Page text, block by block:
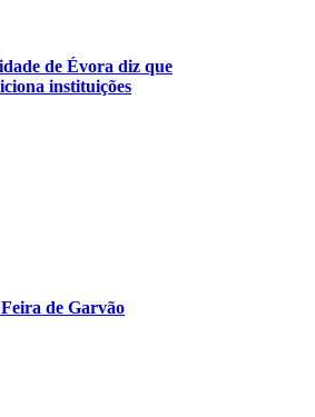
de Évora diz que
instituições
de Garvão